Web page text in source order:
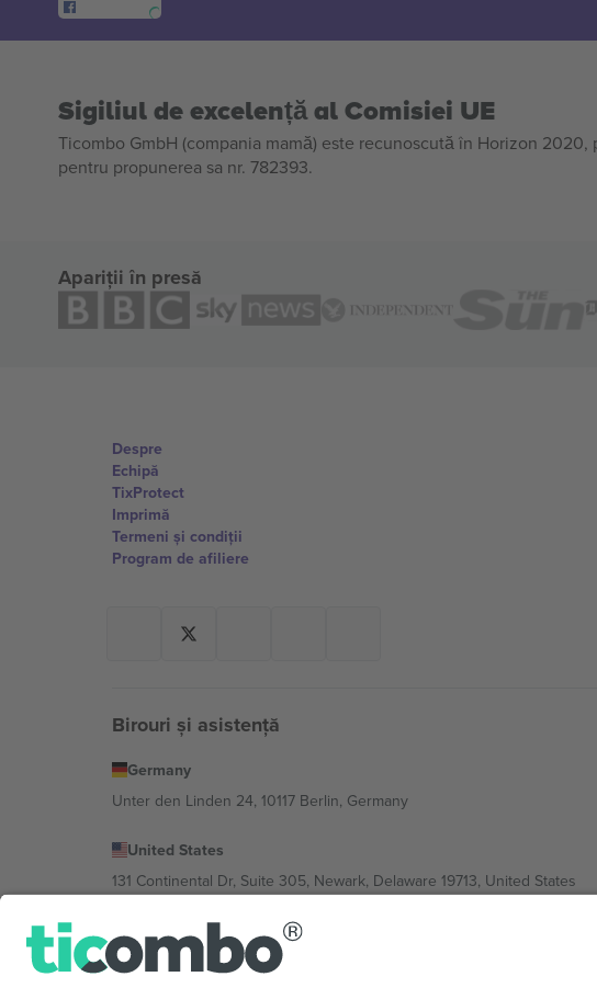
Sigiliul de excelență al Comisiei UE
Ticombo GmbH (compania mamă) este recunoscută în Horizon
pentru propunerea sa nr. 782393.
Apariții în presă
Despre
Echipă
TixProtect
Imprimă
Termeni și condiții
Program de afiliere
Birouri și asistență
Germany
Unter den Linden 24, 10117 Berlin, Germany
United States
131 Continental Dr, Suite 305, Newark, Delaware 19713, United States
Bulgaria
Regus Sofia City West, bul Totleben 53-55, 1606 Sofia, Bulgaria